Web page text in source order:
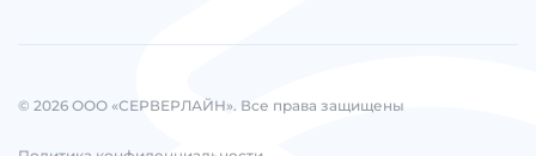
© 2026 ООО «СЕРВЕРЛАЙН». Все права защищены